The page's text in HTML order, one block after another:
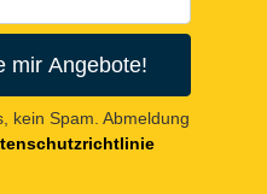
mir Angebote!
kein Spam. Abmeldung